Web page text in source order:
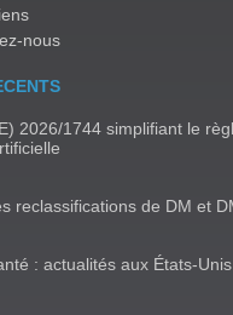
nous
2026/1744 simplifiant le
reclassifications de DM et
: actualités aux États-